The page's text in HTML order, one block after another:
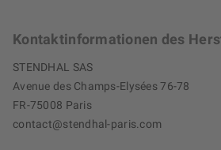
Kontaktinformationen des
STENDHAL SAS
Avenue des Champs-Elysées 76-78
FR-75008 Paris
contact@stendhal-paris.com